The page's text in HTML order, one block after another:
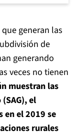
generan las
de
generando
veces no tienen
muestran las
el
en el 2019 se
rurales